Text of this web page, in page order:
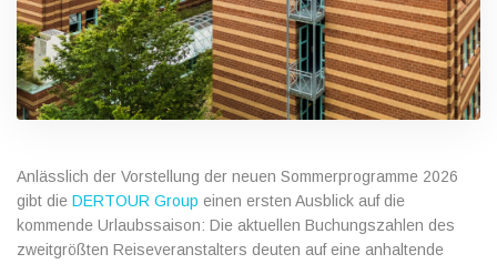
Anlässlich der Vorstellung der neuen Sommerprogramme 2026
gibt die DERTOUR Group einen ersten Ausblick auf die
kommende Urlaubssaison: Die aktuellen Buchungszahlen des
zweitgrößten Reiseveranstalters deuten auf eine anhaltende